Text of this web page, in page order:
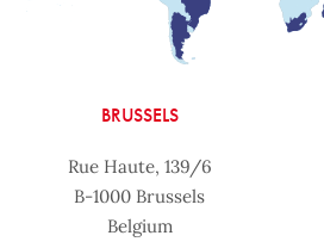
BRUSSELS
Rue Haute, 139/6
B-1000 Brussels
Belgium